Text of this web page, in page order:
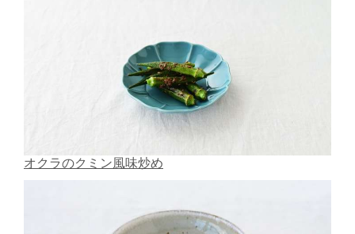
オクラのクミン風味炒め